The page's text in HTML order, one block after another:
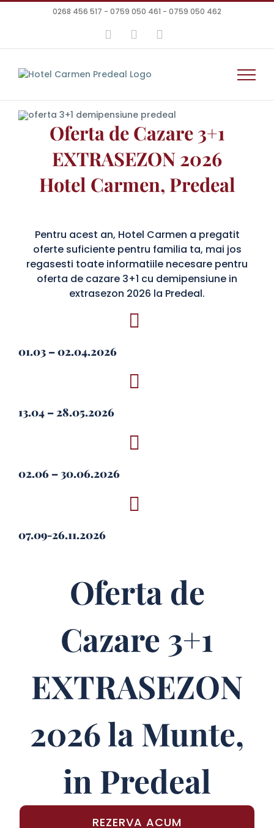
Skip
0268 456 517 - 0759 050 461 - 0759 050 462
FacebookInstagram
Oferta de Cazare 3+1
EXTRASEZON 2026
Hotel Carmen, Predeal
Pentru acest an, Hotel Carmen a pregatit
oferte suficiente pentru familia ta, mai jos
regasesti toate informatiile necesare pentru
oferta de cazare 3+1 cu demipensiune in
extrasezon 2026 la Predeal.
01.03 – 02.04.2026
13.04 – 28.05.2026
02.06 – 30.06.2026
07.09-26.11.2026
Oferta de
Cazare 3+1
EXTRASEZON
2026 la Munte,
in Predeal
REZERVA ACUM